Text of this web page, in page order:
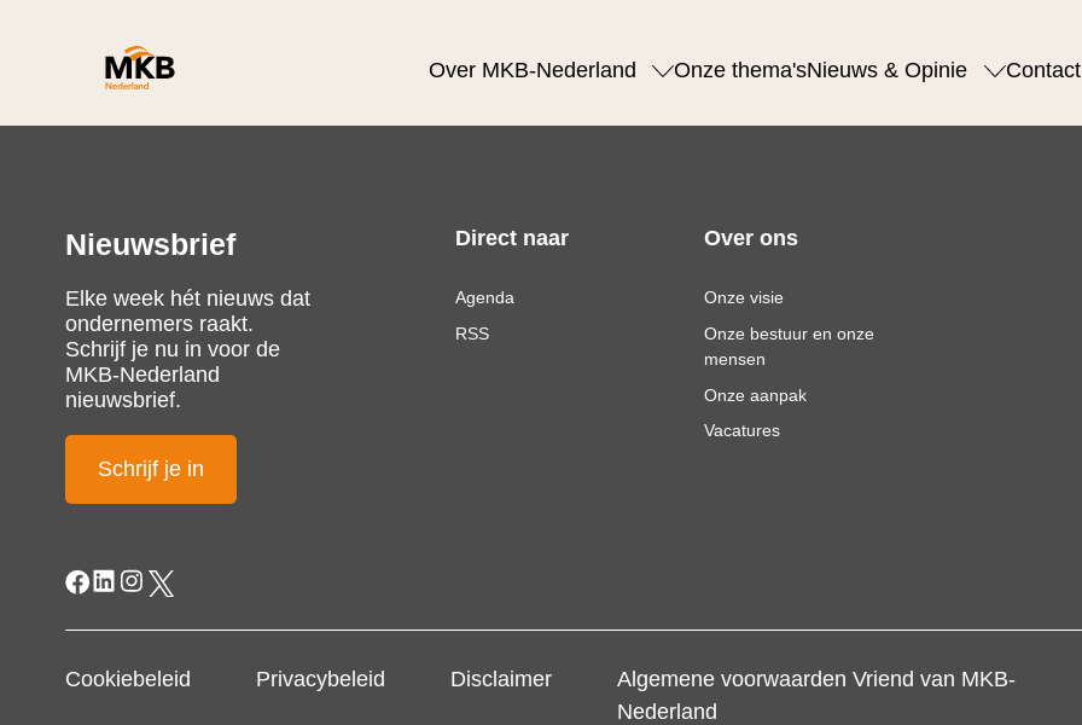
Over MKB-Nederland Onze thema'sNieuws & Opinie Contact
Nieuwsbrief
Elke week hét nieuws dat
ondernemers raakt.
Schrijf je nu in voor de
MKB-Nederland
nieuwsbrief.
Schrijf je in
Direct naar
Agenda
RSS
Over ons
Onze visie
Onze bestuur en onze
mensen
Onze aanpak
Vacatures
Cookiebeleid Privacybeleid Disclaimer
Algemene voorwaarden Vriend van MKB-
Nederland